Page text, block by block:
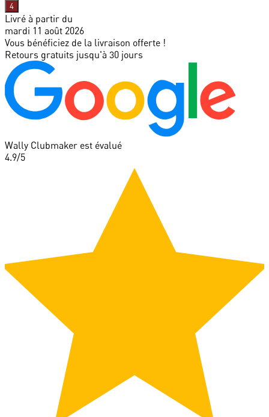
4
Livré à partir du
mardi 11 août 2026
Vous bénéficiez de la livraison offerte !
Retours gratuits jusqu'à 30 jours
Wally Clubmaker est évalué
4.9/5